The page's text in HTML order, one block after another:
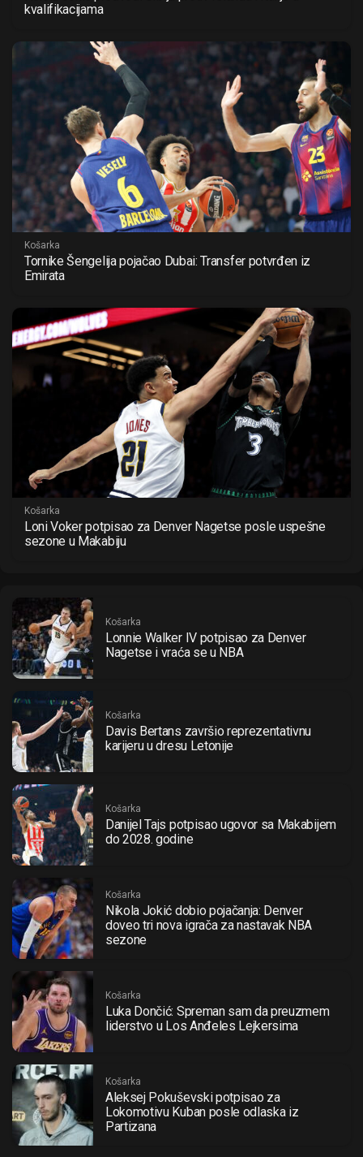
kvalifikacijama
Košarka
Tornike Šengelija pojačao Dubai: Transfer potvrđen iz
Emirata
Košarka
Loni Voker potpisao za Denver Nagetse posle uspešne
sezone u Makabiju
Košarka
Lonnie Walker IV potpisao za Denver
Nagetse i vraća se u NBA
Košarka
Davis Bertans završio reprezentativnu
karijeru u dresu Letonije
Košarka
Danijel Tajs potpisao ugovor sa Makabijem
do 2028. godine
Košarka
Nikola Jokić dobio pojačanja: Denver
doveo tri nova igrača za nastavak NBA
sezone
Košarka
Luka Dončić: Spreman sam da preuzmem
liderstvo u Los Anđeles Lejkersima
Košarka
Aleksej Pokuševski potpisao za
Lokomotivu Kuban posle odlaska iz
Partizana